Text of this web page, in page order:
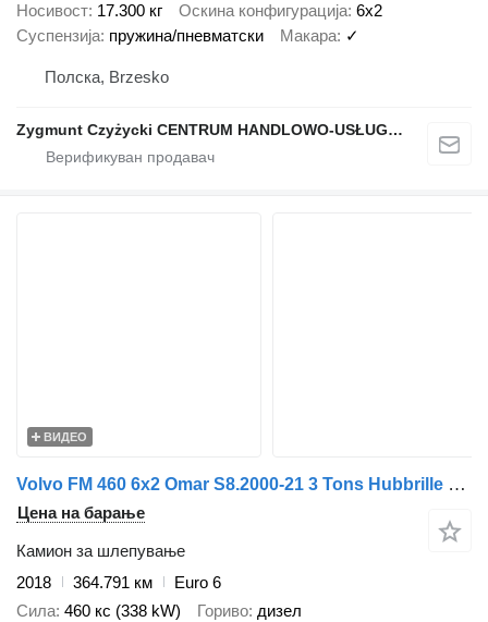
Носивост 17.300 кг Оскина конфигурација 6x2
Суспензија пружина/пневматски Макара ✓
Полска, Brzesko
Zygmunt Czyżycki CENTRUM HANDLOWO-USŁUGOWO-PRODUKCYJNE "Porąbka"
ВИДЕО
Volvo FM 460 6x2 Omar S8.2000-21 3 Tons Hubbrille Palfinger PK 19.001
Цена на барање
Камион за шлепување
2018
364.791 км
Euro 6
Сила 460 кс (338 kW) Гориво дизел